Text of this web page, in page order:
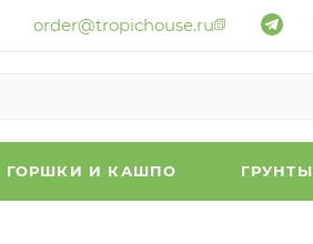
order@tropichouse.ru
ГОРШКИ И КАШПО